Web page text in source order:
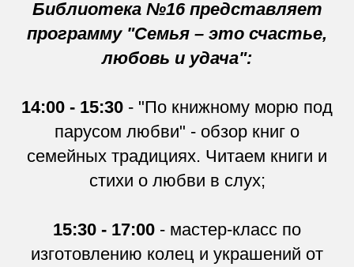
Библиотека №16 представляет
программу "Семья – это счастье,
любовь и удача":
14:00 - 15:30 - "По книжному морю под
парусом любви" - обзор книг о
семейных традициях. Читаем книги и
стихи о любви в слух;
15:30 - 17:00 - мастер-класс по
изготовлению колец и украшений от